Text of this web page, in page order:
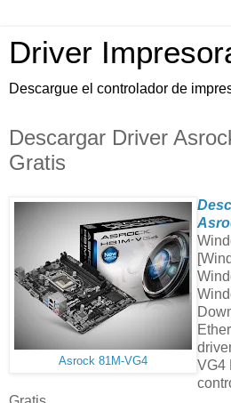
Driver
Descargue el controlador de
Descargar Driver
Gratis
Asrock 81M-VG4
VG4